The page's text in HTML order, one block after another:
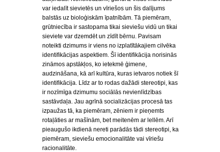
var iedalīt sievietēs un vīriešos un šis dalījums
balstās uz bioloģiskām īpatnībām. Tā piemēram,
grūtniecība ir sastopama tikai sieviešu vidū un tikai
sieviete var dzemdēt un zīdīt bērnu. Pavisam
noteikti dzimums ir viens no izplatītākajiem cilvēka
identifikācijas aspektiem. Šī identifikācija norisinās
zināmos apstākļos, ko ietekmē ģimene,
audzināšana, kā arī kultūra, kuras ietvaros notiek šī
identifikācija. Līdz ar to rodas dažādi stereotipi, kas
ir nozīmīga dzimumu sociālās nevienlīdzības
sastāvdaļa. Jau agrīnā socializācijas procesā tas
izpaužas tā, ka piemēram, zēniem ir pieņemts
rotaļāties ar mašīnām, bet meitenēm ar lellēm. Arī
pieaugušo ikdienā nereti parādās tādi stereotipi, ka
piemēram, sieviešu emocionalitāte vai vīriešu
racionalitāte.